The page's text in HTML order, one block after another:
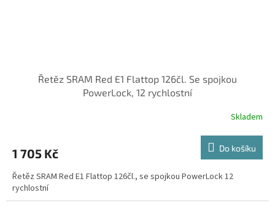
Řetěz SRAM Red E1 Flattop 126čl. Se spojkou
PowerLock, 12 rychlostní
Skladem
1 705 Kč Do košíku
Řetěz SRAM Red E1 Flattop 126čl., se spojkou PowerLock 12
rychlostní